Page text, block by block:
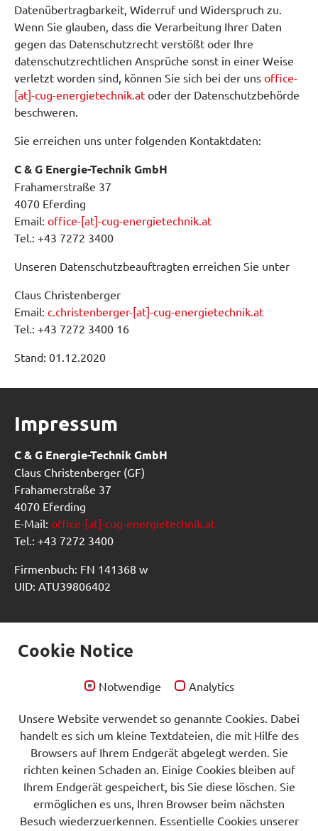
Datenübertragbarkeit, Widerruf und Widerspruch zu.
Wenn Sie glauben, dass die Verarbeitung Ihrer Daten
gegen das Datenschutzrecht verstößt oder Ihre
datenschutzrechtlichen Ansprüche sonst in einer Weise
verletzt worden sind, können Sie sich bei der uns office-
[at]-cug-energietechnik.at oder der Datenschutzbehörde
beschweren.
Sie erreichen uns unter folgenden Kontaktdaten:
C & G Energie-Technik GmbH
Frahamerstraße 37
4070 Eferding
Email: office-[at]-cug-energietechnik.at
Tel.: +43 7272 3400
Unseren Datenschutzbeauftragten erreichen Sie unter
Claus Christenberger
Email: c.christenberger-[at]-cug-energietechnik.at
Tel.: +43 7272 3400 16
Stand: 01.12.2020
Impressum
C & G Energie-Technik GmbH
Claus Christenberger (GF)
Frahamerstraße 37
4070 Eferding
E-Mail: office-[at]-cug-energietechnik.at
Tel.: +43 7272 3400
Firmenbuch: FN 141368 w
UID: ATU39806402
Frahamer Elektrodampf für die
Schaltschrankbau wie aus dem Lehrbuch. Ein tolles
für ein Unternehmen der griechischen
Lackindustrie.
Weiterlesen
26.06.2024
Cookie Notice
Notwendige Analytics
Unsere Website verwendet so genannte Cookies. Dabei
handelt es sich um kleine Textdateien, die mit Hilfe des
Browsers auf Ihrem Endgerät abgelegt werden. Sie
richten keinen Schaden an. Einige Cookies bleiben auf
Ihrem Endgerät gespeichert, bis Sie diese löschen. Sie
ermöglichen es uns, Ihren Browser beim nächsten
Besuch wiederzuerkennen. Essentielle Cookies unserer